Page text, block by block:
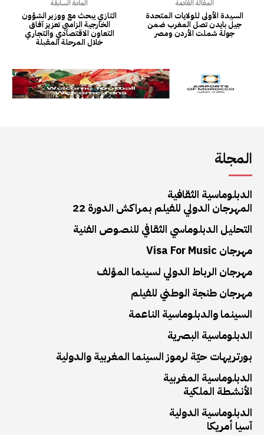
المجلة
الدبلوماسية الثقافية
المهرجان الدولي للفيلم بمراكش الدورة 22
التحليل الدبلوماسي الثقافي للنصوص الفنية
مهرجان Visa For Music
مهرجان الرباط الدولي لسينما المؤلف
مهرجان طنجة الوطني للفيلم
السينما والدبلوماسية الناعمة
الدبلوماسية البصرية
بورتريهات حيّة لرموز السينما المغربية والدولية
الدبلوماسية المغربية
الأنشطة الملكية
الدبلوماسية الدولية
آسيا أمريكا